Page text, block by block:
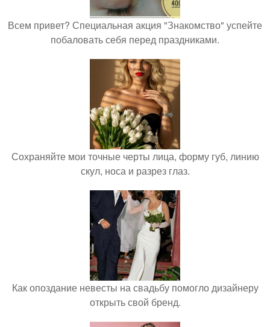
Всем привет? Специальная акция "Знакомство" успейте
побаловать себя перед праздниками.
Сохраняйте мои точные черты лица, форму губ, линию
скул, носа и разрез глаз.
Как опоздание невесты на свадьбу помогло дизайнеру
открыть свой бренд.